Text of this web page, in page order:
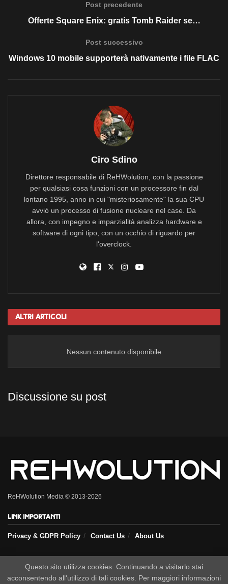
Post precedente
Offerte Square Enix: gratis Tomb Raider se…
Post successivo
Windows 10 mobile supporterà nativamente i file FLAC
Ciro Sdino
Direttore responsabile di ReHWolution, con la passione
per qualsiasi cosa funzioni con un processore fin dal
lontano 1995, anno in cui "misteriosamente" la sua CPU
avviò un processo di fusione nucleare nel case. Da
allora, con impegno e imparzialità analizza hardware e
software di ogni tipo, con un occhio di riguardo per
l'overclock.
Altri Articoli
Nessun contenuto disponibile
Discussione su post
ReHWolution Media © 2013-2026
Link importanti
Privacy & GDPR Policy Contact Us About Us
Seguici sui nostri social
Questo sito utilizza cookies. Continuando a visitarlo stai
acconsentendo all'utilizzo di tali cookies. Per maggiori informazioni